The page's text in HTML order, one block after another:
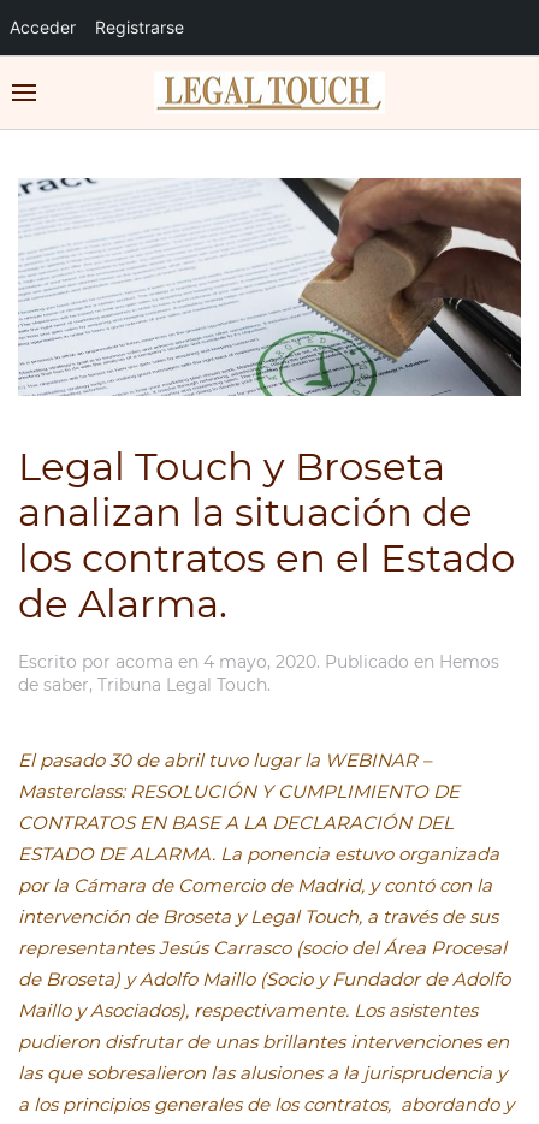
Acceder Registrarse
Legal Touch y Broseta
analizan la situación de
los contratos en el Estado
de Alarma.
Escrito por acoma en 4 mayo, 2020. Publicado en Hemos
de saber, Tribuna Legal Touch.
El pasado 30 de abril tuvo lugar la WEBINAR –
Masterclass: RESOLUCIÓN Y CUMPLIMIENTO DE
CONTRATOS EN BASE A LA DECLARACIÓN DEL
ESTADO DE ALARMA. La ponencia estuvo organizada
por la Cámara de Comercio de Madrid, y contó con la
intervención de Broseta y Legal Touch, a través de sus
representantes Jesús Carrasco (socio del Área Procesal
de Broseta) y Adolfo Maillo (Socio y Fundador de Adolfo
Maillo y Asociados), respectivamente. Los asistentes
pudieron disfrutar de unas brillantes intervenciones en
las que sobresalieron las alusiones a la jurisprudencia y
a los principios generales de los contratos, abordando y